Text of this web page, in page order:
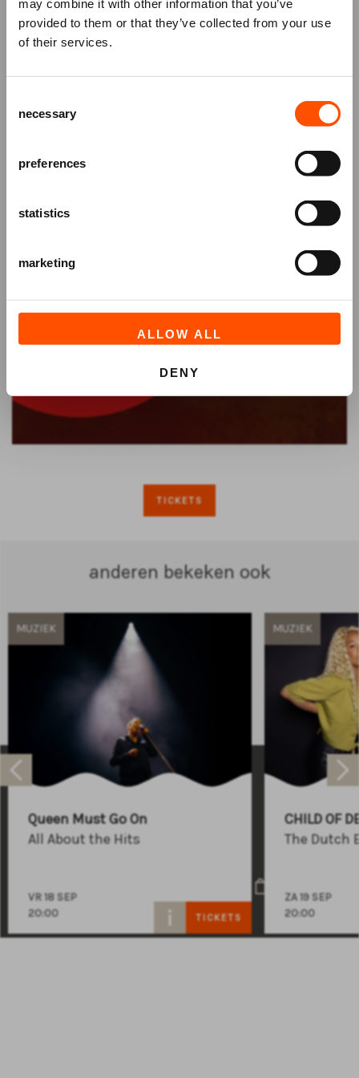
may combine it with other information that you’ve
provided to them or that they’ve collected from your use
of their services.
Selection
necessary
preferences
statistics
marketing
ALLOW ALL
DENY
Voor degene die deze liederen bij zich draagt - Voor
degene die zich opnieuw wil laten raken - Voor
TICKETS
anderen bekeken ook
MUZIEK
Queen Must Go On
All About the Hits
VR 18 SEP
20:00
TICKETS
MUZIEK
CHILD OF
The Dutch
ZA 19 SEP
20:00
+31 (0)591 - 850 856
info@atlastheater.nl
Mis niks
en speciale aanbiedingen!